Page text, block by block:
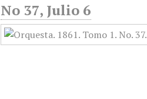
No 37, Julio 6